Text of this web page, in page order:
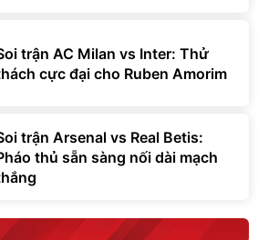
trận AC Milan vs Inter: Thử
cực đại cho Ruben Amorim
trận Arsenal vs Real Betis:
thủ sẵn sàng nối dài mạch